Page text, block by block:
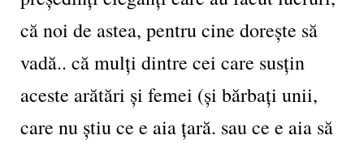
că noi de astea, pentru cine dorește să
vadă.. că mulți dintre cei care susțin
aceste arătări și femei (și bărbați unii,
care nu știu ce e aia țară. sau ce e aia să